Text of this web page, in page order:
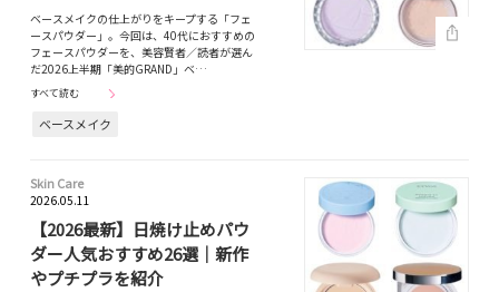
ベースメイクの仕上がりをキープする「フェ
ースパウダー」。今回は、40代におすすめの
フェースパウダーを、美容賢者／読者が選ん
だ2026上半期「美的GRAND」ベ…
すべて読む
ベースメイク
Skin Care
2026.05.11
【2026最新】日焼け止めパウ
ダー人気おすすめ26選｜新作
やプチプラを紹介